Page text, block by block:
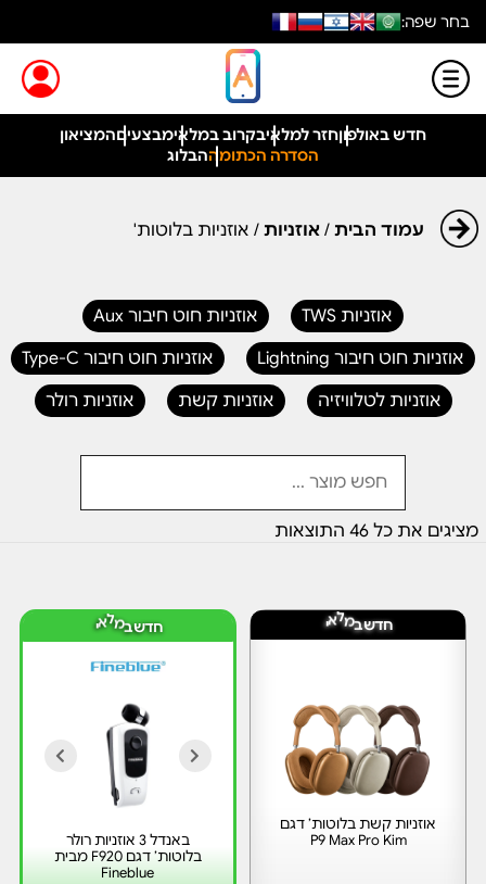
בחר שפה:
חדש באולפוןחזר למלאיבקרוב במלאימבצעיםהמציאון
הסדרה הכתומההבלוג
עמוד הבית/ אוזניות/ אוזניות בלוטות'
אוזניות TWS
אוזניות חוט חיבור Aux
אוזניות חוט חיבור Lightning
אוזניות חוט חיבור Type-C
אוזניות לטלוויזיה
אוזניות קשת אוזניות רולר
מציגים את כל ⁦46⁩ התוצאות
חדשבמלאי
באנדל 3 אוזניות רולר
בלוטות’ דגם F920 מבית
Fineblue
חדשבמלאי
אוזניות קשת בלוטות’ דגם
P9 Max Pro Kim